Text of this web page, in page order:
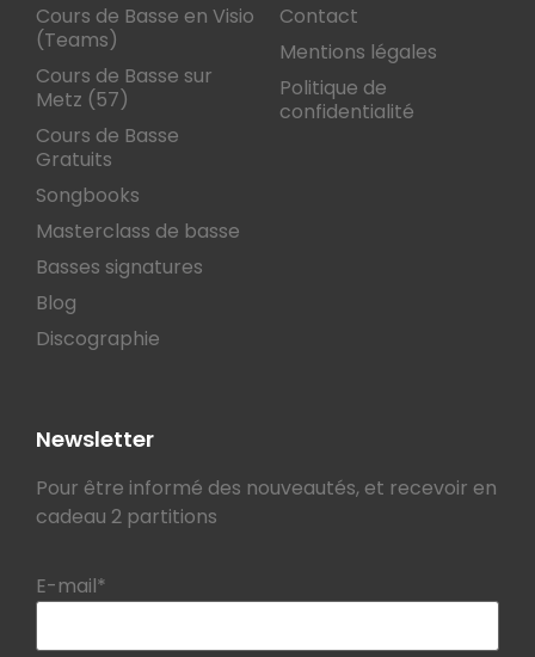
Cours de Basse en Visio
(Teams)
Cours de Basse sur
Metz (57)
Cours de Basse
Gratuits
Songbooks
Masterclass de basse
Basses signatures
Blog
Discographie
Contact
Mentions légales
Politique de
confidentialité
Newsletter
Pour être informé des nouveautés, et recevoir en
cadeau 2 partitions
E-mail*